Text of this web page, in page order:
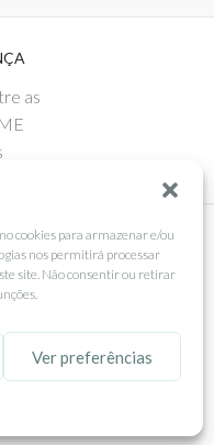
cookies para armazenar e/ou
nos permitirá processar
site. Não consentir ou retirar
Ver preferências
as